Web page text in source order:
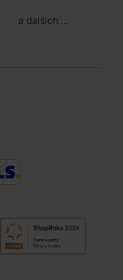
a dalších ...